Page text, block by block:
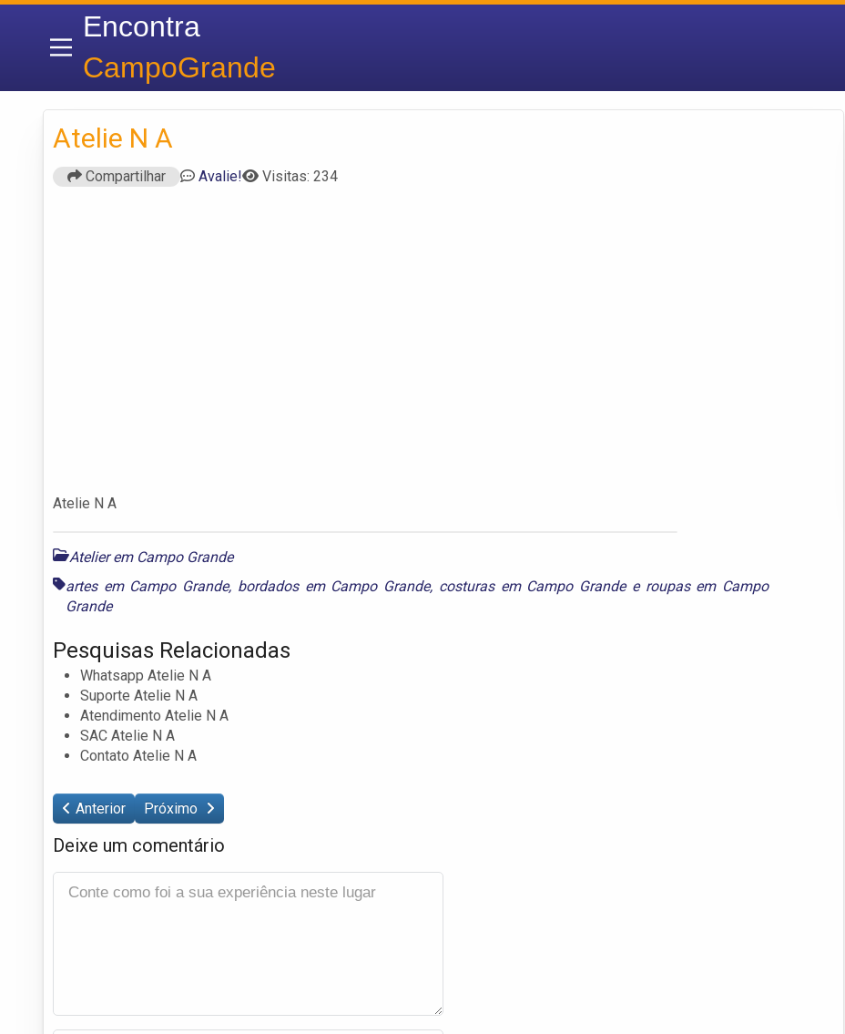
Encontra
CampoGrande
Atelie N A
Compartilhar Avalie! Visitas: 234
Atelie N A
Atelier em Campo Grande
artes em Campo Grande, bordados em Campo Grande, costuras em Campo Grandee roupas em Campo
Grande
Pesquisas Relacionadas
Whatsapp Atelie N A
Suporte Atelie N A
Atendimento Atelie N A
SAC Atelie N A
Contato Atelie N A
Anterior Próximo
Deixe um comentário